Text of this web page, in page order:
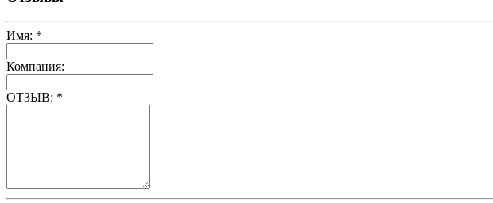
Имя: *
Компания:
ОТЗЫВ: *